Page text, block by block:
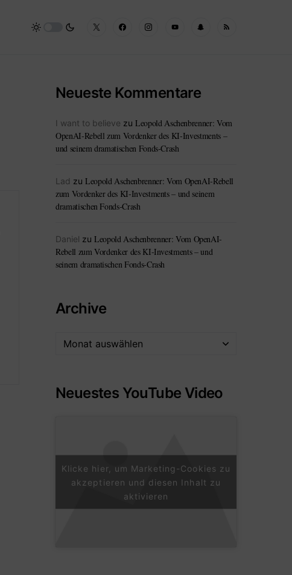
Neueste Kommentare
I want to believe zu Leopold Aschenbrenner: Vom
OpenAI-Rebell zum Vordenker des KI-Investments –
und seinem dramatischen Fonds-Crash
Lad zu Leopold Aschenbrenner: Vom OpenAI-Rebell
zum Vordenker des KI-Investments – und seinem
dramatischen Fonds-Crash
Daniel zu Leopold Aschenbrenner: Vom OpenAI-
Rebell zum Vordenker des KI-Investments – und
seinem dramatischen Fonds-Crash
Archive
Neuestes YouTube Video
Klicke hier, um Marketing-Cookies zu
akzeptieren und diesen Inhalt zu
aktivieren